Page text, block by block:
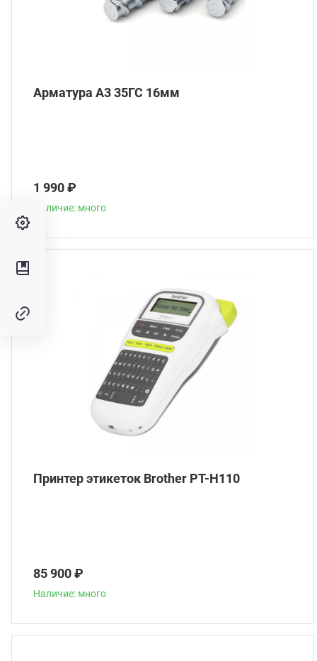
Арматура А3 35ГС 16мм
1 990 ₽
Наличие: много
Принтер этикеток Brother PT-H110
85 900 ₽
Наличие: много